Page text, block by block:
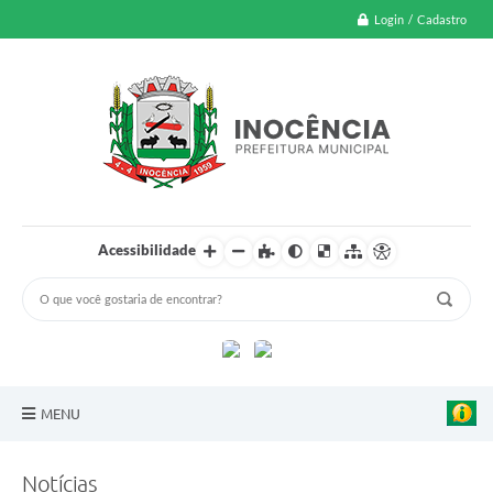
Login / Cadastro
Acessibilidade
MENU
Notícias